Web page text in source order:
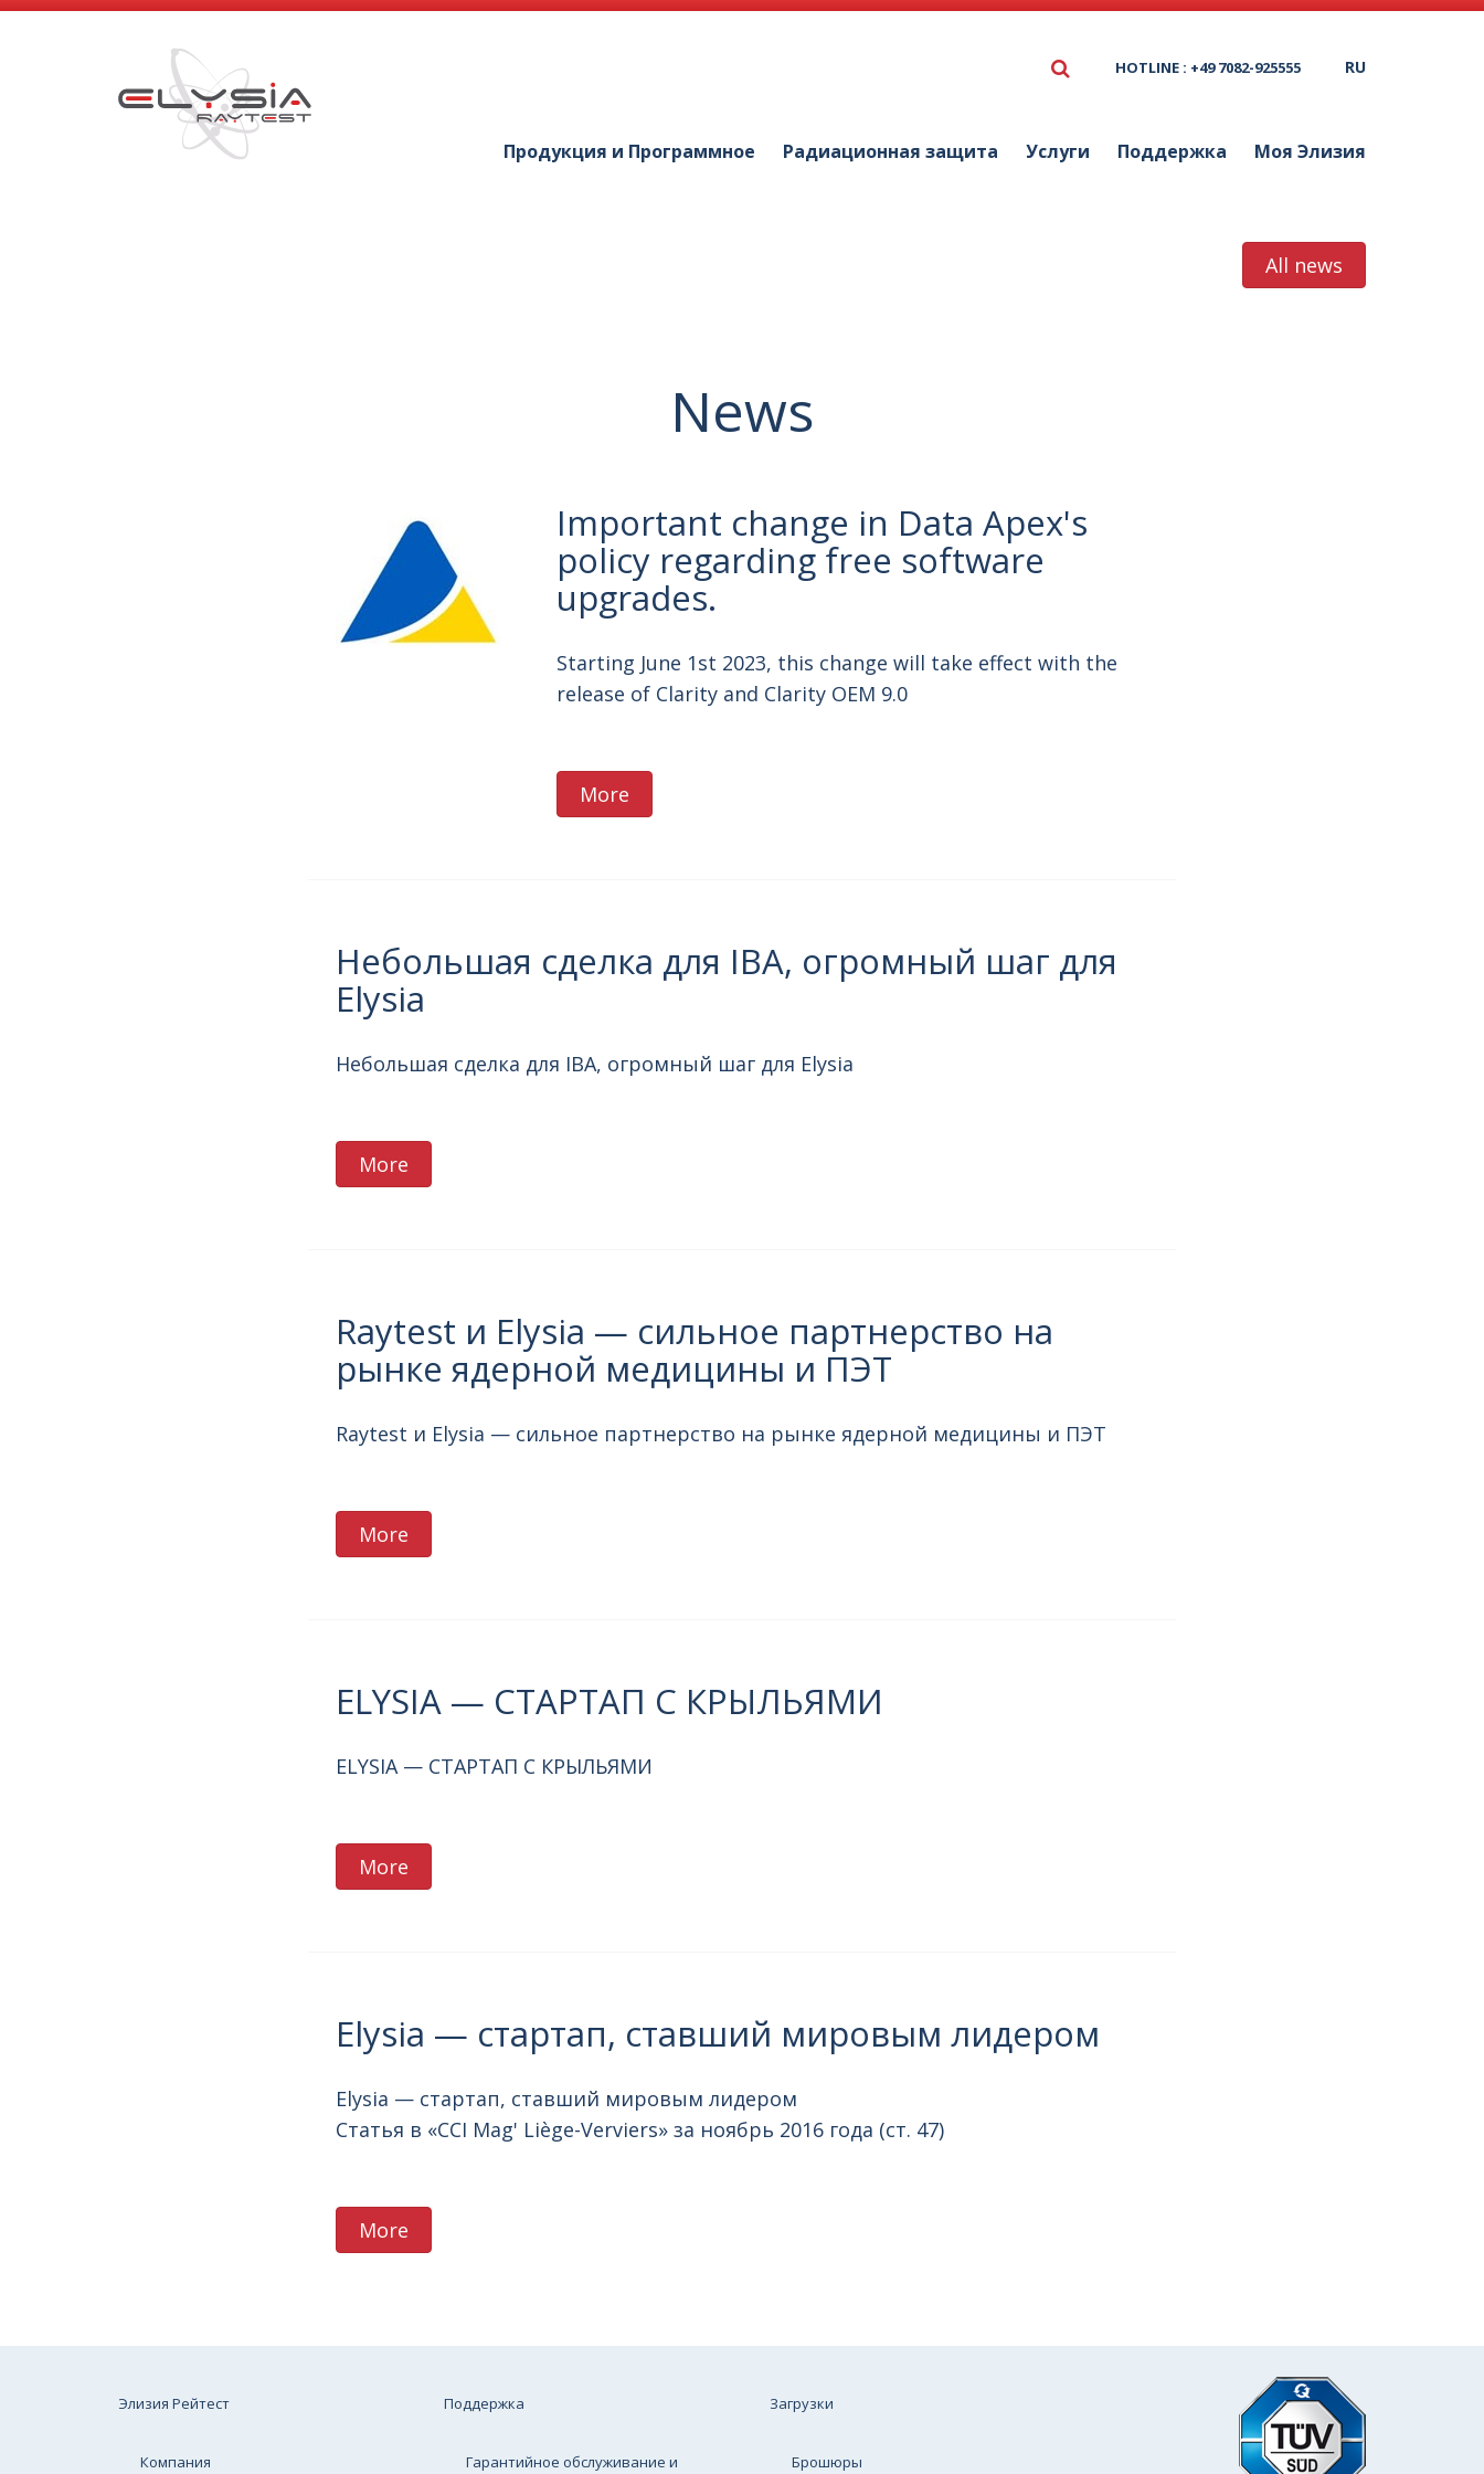
HOTLINE : +49 7082-925555 RU
Продукция и Программное Радиационная защита Услуги Поддержка Моя Элизия
All news
News
Important change in Data Apex's
policy regarding free software
upgrades.
Starting June 1st 2023, this change will take effect with the
release of Clarity and Clarity OEM 9.0
More
Небольшая сделка для IBA, огромный шаг для
Elysia
Небольшая сделка для IBA, огромный шаг для Elysia
More
Raytest и Elysia — сильное партнерство на
рынке ядерной медицины и ПЭТ
Raytest и Elysia — сильное партнерство на рынке ядерной медицины и ПЭТ
More
ELYSIA — СТАРТАП С КРЫЛЬЯМИ
ELYSIA — СТАРТАП С КРЫЛЬЯМИ
More
Elysia — стартап, ставший мировым лидером
Elysia — стартап, ставший мировым лидером
Статья в «CCI Mag' Liège-Verviers» за ноябрь 2016 года (ст. 47)
More
Элизия Рейтест
Компания
Поддержка
Гарантийное обслуживание и
Загрузки
Брошюры